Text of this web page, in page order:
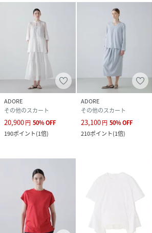
ADORE
その他のスカート
20,900円 50%OFF
190ポイント(1倍)
ADORE
その他のスカート
23,100円 50%OFF
210ポイント(1倍)